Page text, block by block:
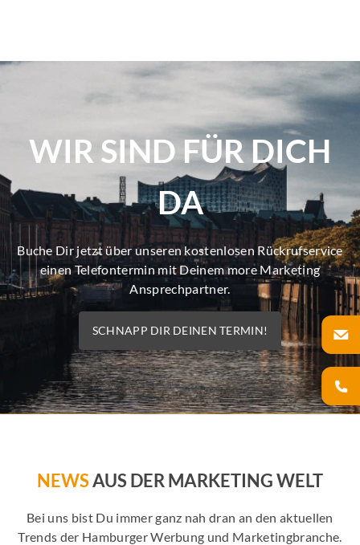
WIR SIND FÜR DICH
DA
Buche Dir jetzt über unseren kostenlosen Rückrufservice
einen Telefontermin mit Deinem more Marketing
Ansprechpartner.
SCHNAPP DIR DEINEN TERMIN!
NEWSAUS DER MARKETING WELT
Bei uns bist Du immer ganz nah dran an den aktuellen
Trends der Hamburger Werbung und Marketingbranche.